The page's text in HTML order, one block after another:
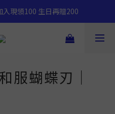
現領100 生日再贈200
服蝴蝶刃｜